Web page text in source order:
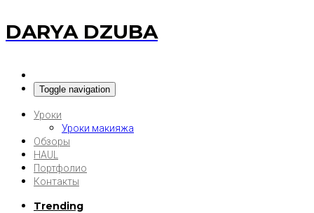
DARYA DZUBA
Toggle navigation
Уроки
Уроки макияжа
Обзоры
HAUL
Портфолио
Контакты
Trending